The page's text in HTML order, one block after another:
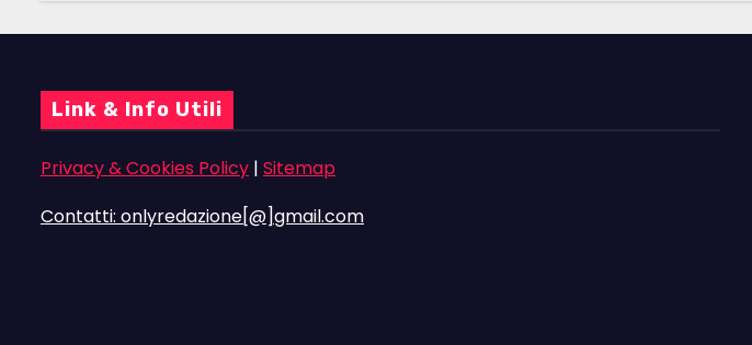
Link & Info Utili
Privacy & Cookies Policy | Sitemap
Contatti: onlyredazione[@]gmail.com